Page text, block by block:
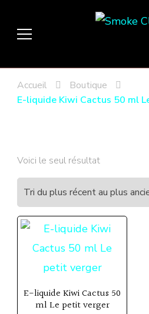
Accueil
Boutique
E-liquide Kiwi Cactus 50 ml
Voici le seul résultat
E-liquide Kiwi Cactus 50
ml Le petit verger